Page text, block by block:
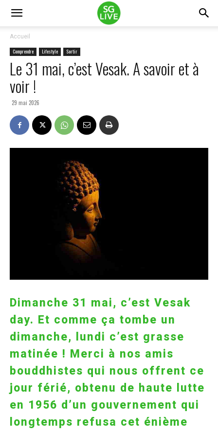
Accueil
Comprendre Lifestyle Sortir
Le 31 mai, c’est Vesak. A savoir et à
voir !
29 mai 2026
Dimanche 31 mai, c’est Vesak
day. Et comme ça tombe un
dimanche, lundi c’est grasse
matinée ! Merci à nos amis
bouddhistes qui nous offrent ce
jour férié, obtenu de haute lutte
en 1956 d’un gouvernement qui
longtemps refusa cet énième